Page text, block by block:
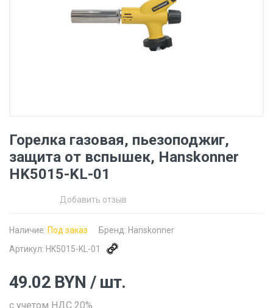
Горелка газовая, пьезоподжиг,
защита от вспышек, Hanskonner
HK5015-KL-01
Добавить отзыв
Наличие: Под заказ Бренд: Hanskonner
Артикул: HK5015-KL-01
49.02 BYN / шт.
с учетом НДС 20%